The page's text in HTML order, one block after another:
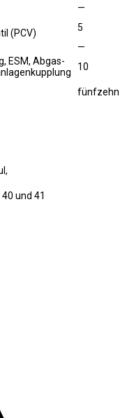
—
(PCV)
5
—
ESM, Abgas-
10
fünfzehn
und 41